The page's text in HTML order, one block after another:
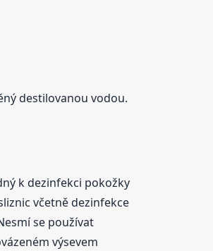
destilovanou vodou.
k dezinfekci pokožky
včetně dezinfekce
se používat
výsevem